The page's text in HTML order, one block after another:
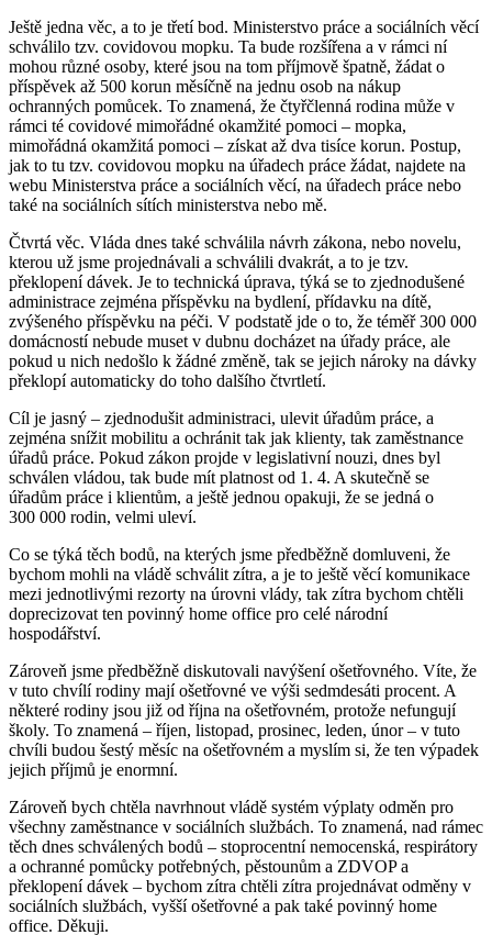
Ještě jedna věc, a to je třetí bod. Ministerstvo práce a sociálních věcí
schválilo tzv. covidovou mopku. Ta bude rozšířena a v rámci ní
mohou různé osoby, které jsou na tom příjmově špatně, žádat o
příspěvek až 500 korun měsíčně na jednu osob na nákup
ochranných pomůcek. To znamená, že čtyřčlenná rodina může v
rámci té covidové mimořádné okamžité pomoci – mopka,
mimořádná okamžitá pomoci – získat až dva tisíce korun. Postup,
jak to tu tzv. covidovou mopku na úřadech práce žádat, najdete na
webu Ministerstva práce a sociálních věcí, na úřadech práce nebo
také na sociálních sítích ministerstva nebo mě.
Čtvrtá věc. Vláda dnes také schválila návrh zákona, nebo novelu,
kterou už jsme projednávali a schválili dvakrát, a to je tzv.
překlopení dávek. Je to technická úprava, týká se to zjednodušené
administrace zejména příspěvku na bydlení, přídavku na dítě,
zvýšeného příspěvku na péči. V podstatě jde o to, že téměř 300 000
domácností nebude muset v dubnu docházet na úřady práce, ale
pokud u nich nedošlo k žádné změně, tak se jejich nároky na dávky
překlopí automaticky do toho dalšího čtvrtletí.
Cíl je jasný – zjednodušit administraci, ulevit úřadům práce, a
zejména snížit mobilitu a ochránit tak jak klienty, tak zaměstnance
úřadů práce. Pokud zákon projde v legislativní nouzi, dnes byl
schválen vládou, tak bude mít platnost od 1. 4. A skutečně se
úřadům práce i klientům, a ještě jednou opakuji, že se jedná o
300 000 rodin, velmi uleví.
Co se týká těch bodů, na kterých jsme předběžně domluveni, že
bychom mohli na vládě schválit zítra, a je to ještě věcí komunikace
mezi jednotlivými rezorty na úrovni vlády, tak zítra bychom chtěli
doprecizovat ten povinný home office pro celé národní
hospodářství.
Zároveň jsme předběžně diskutovali navýšení ošetřovného. Víte, že
v tuto chvílí rodiny mají ošetřovné ve výši sedmdesáti procent. A
některé rodiny jsou již od října na ošetřovném, protože nefungují
školy. To znamená – říjen, listopad, prosinec, leden, únor – v tuto
chvíli budou šestý měsíc na ošetřovném a myslím si, že ten výpadek
jejich příjmů je enormní.
Zároveň bych chtěla navrhnout vládě systém výplaty odměn pro
všechny zaměstnance v sociálních službách. To znamená, nad rámec
těch dnes schválených bodů – stoprocentní nemocenská, respirátory
a ochranné pomůcky potřebných, pěstounům a ZDVOP a
překlopení dávek – bychom zítra chtěli zítra projednávat odměny v
sociálních službách, vyšší ošetřovné a pak také povinný home
office. Děkuji.